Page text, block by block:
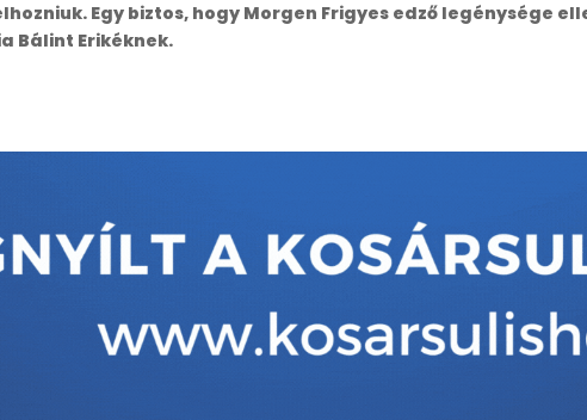
Egy biztos, hogy Morgen Frigyes edző legénysége
Bálint Erikéknek.